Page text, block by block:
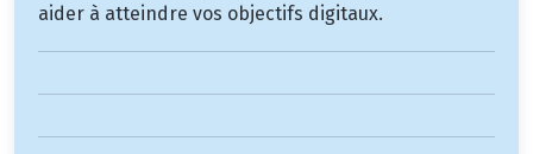
aider à atteindre vos objectifs digitaux.